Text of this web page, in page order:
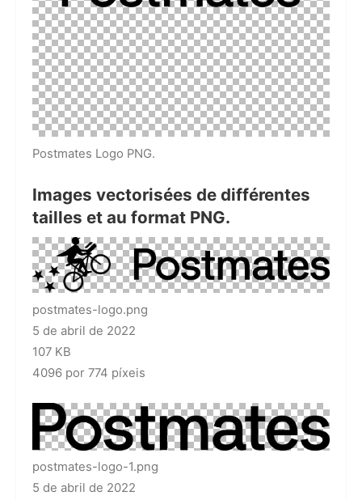
Postmates Logo PNG.
Images vectorisées de différentes
tailles et au format PNG.
postmates-logo.png
5 de abril de 2022
107 KB
4096 por 774 píxeis
postmates-logo-1.png
5 de abril de 2022